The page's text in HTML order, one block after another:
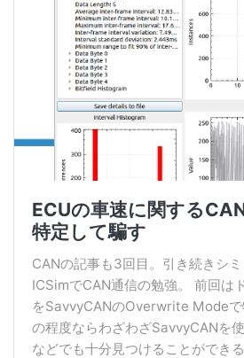
ECUの車速に関する
特定して騙す
CANの記事も3回目。引き続きシ
ICSimでCAN通信の勉強。 前回は
をSavvyCANのOverwrite Modeで
の程度ならわざわざSavvyCANを
などでも十分見つけることができ